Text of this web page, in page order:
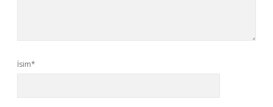
İsim*